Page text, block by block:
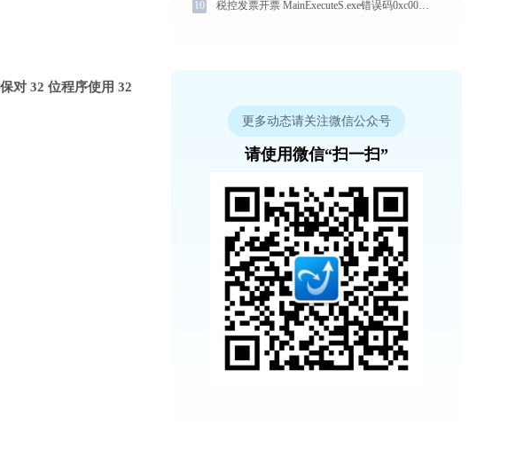
对 32 位程序使用 32
10 税控发票开票 MainExecuteS.exe错误码0xc000000d处理办法
更多动态请关注微信公众号
请使用微信“扫一扫”